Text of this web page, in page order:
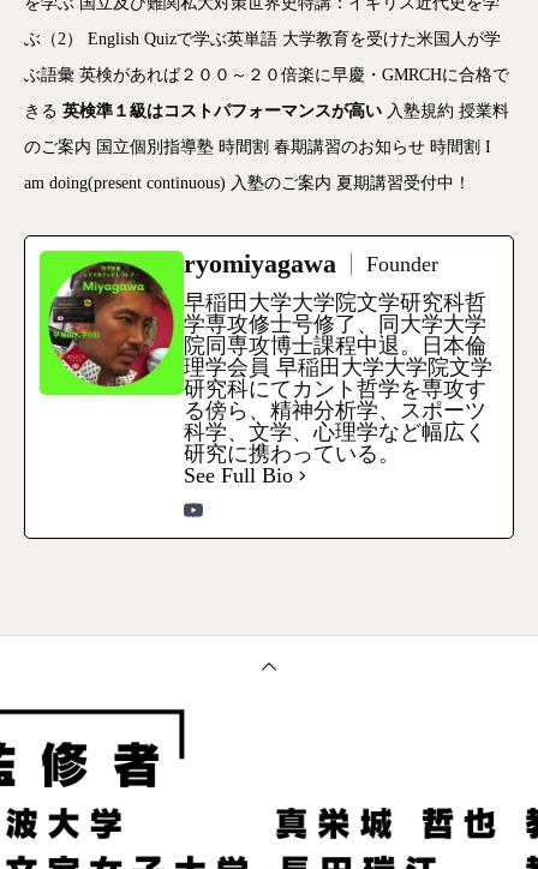
ぶ（2）
English Quizで学ぶ英単語 大学教育を受けた米国人が学
ぶ語彙 英検があれば２００～２０倍楽に早慶・GMRCHに合格で
きる 英検準１級はコストパフォーマンスが高い 入塾規約 授業料
のご案内 国立個別指導塾 時間割 春期講習のお知らせ 時間割 I
am doing(present continuous) 入塾のご案内 夏期講習受付中！
ryomiyagawa
Founder
早稲田大学大学院文学研究科哲
学専攻修士号修了、同大学大学
院同専攻博士課程中退。日本倫
理学会員 早稲田大学大学院文学
研究科にてカント哲学を専攻す
る傍ら、精神分析学、スポーツ
科学、文学、心理学など幅広く
研究に携わっている。
See Full Bio